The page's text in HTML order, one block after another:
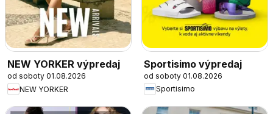
NEW YORKER výpredaj
od soboty 01.08.2026
NEW YORKER
Sportisimo výpredaj
od soboty 01.08.2026
Sportisimo